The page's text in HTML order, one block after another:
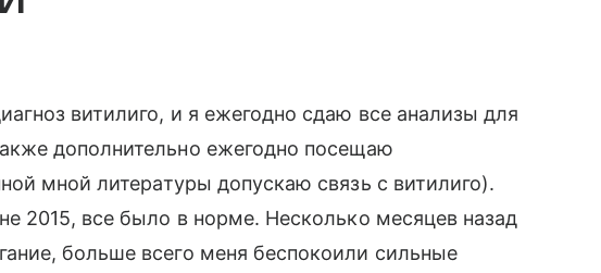
витилиго, и я ежегодно сдаю все анализы для
дополнительно ежегодно посещаю
мной литературы допускаю связь с витилиго).
2015, все было в норме. Несколько месяцев назад
больше всего меня беспокоили сильные